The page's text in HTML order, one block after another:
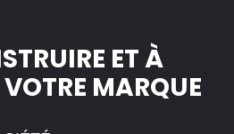
ET À
MARQUE